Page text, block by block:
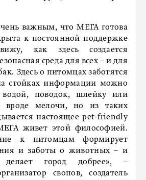
важным, что МЕГА готова
к постоянной поддержке
как здесь создается
среда для всех – и для
Здесь о питомцах заботятся
стойках информации можно
поводок, шлейку или
вроде мелочи, но из таких
настоящее pet-friendly
живет этой философией.
к питомцам формирует
и заботы о животных – и
делает город добрее», –
свопов, создатель